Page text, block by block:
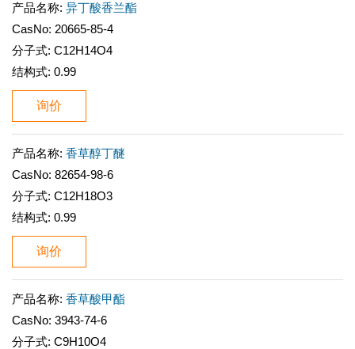
产品名称: 异丁酸香兰酯
CasNo: 20665-85-4
分子式: C12H14O4
结构式: 0.99
询价
产品名称: 香草醇丁醚
CasNo: 82654-98-6
分子式: C12H18O3
结构式: 0.99
询价
产品名称: 香草酸甲酯
CasNo: 3943-74-6
分子式: C9H10O4